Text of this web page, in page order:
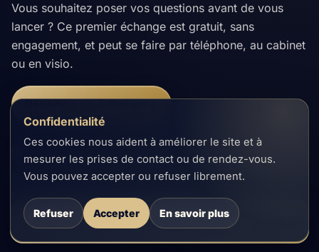
Vous souhaitez poser vos questions avant de vous
lancer ? Ce premier échange est gratuit, sans
engagement, et peut se faire par téléphone, au cabinet
ou en visio.
Cabinet d'hypnose thérapeutique
Patrick Tissot
Ch. du Closalet 4
1023 Crissier, Suisse
Prendre rendez-vous
Confidentialité
Ces cookies nous aident à améliorer le site et à
mesurer les prises de contact ou de rendez-vous.
Vous pouvez accepter ou refuser librement.
Refuser Accepter En savoir plus